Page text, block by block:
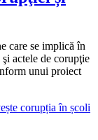
care se implică în
actele de corupţie
unui proiect